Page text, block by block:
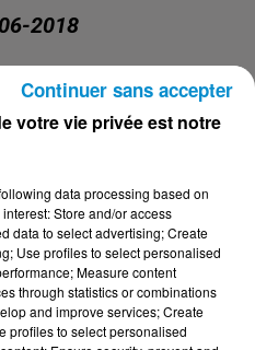
2018
votre vie privée est notre
data processing based on
Store and/or access
data to select advertising; Create
Use profiles to select personalised
Measure content
through statistics or combinations
and improve services; Create
profiles to select personalised
Continuer sans accepter